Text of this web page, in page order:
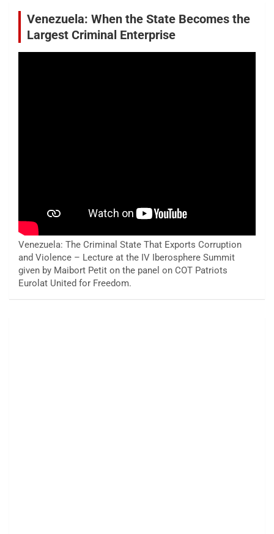
Venezuela: When the State Becomes the
Largest Criminal Enterprise
Venezuela: The Criminal State That Exports Corruption
and Violence – Lecture at the IV Iberosphere Summit
given by Maibort Petit on the panel on COT Patriots
Eurolat United for Freedom.